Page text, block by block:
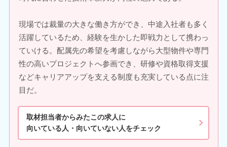
現場では裁量の大きな働き方ができ、中途入社者も多く
活躍しているため、経験を生かした即戦力として携わっ
ていける。配属先の希望を考慮しながら大型物件や専門
性の高いプロジェクトへ参画でき、研修や資格取得支援
などキャリアアップを支える制度も充実している点に注
目だ。
取材担当者からみたこの求人に
向いている人・向いていない人をチェック